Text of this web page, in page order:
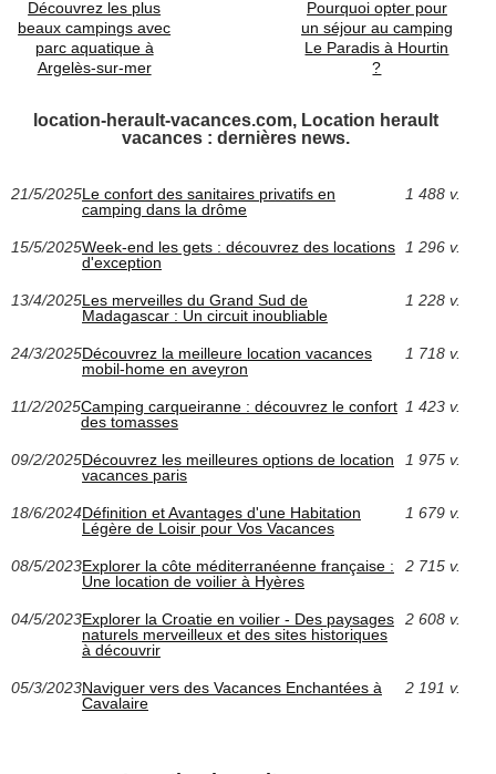
Découvrez les plus
beaux campings avec
parc aquatique à
Argelès-sur-mer
Pourquoi opter pour
un séjour au camping
Le Paradis à Hourtin
?
location-herault-vacances.com, Location herault
vacances : dernières news.
21/5/2025Le confort des sanitaires privatifs en
camping dans la drôme
1 488 v.
15/5/2025Week-end les gets : découvrez des locations
d'exception
1 296 v.
13/4/2025Les merveilles du Grand Sud de
Madagascar : Un circuit inoubliable
1 228 v.
24/3/2025Découvrez la meilleure location vacances
mobil-home en aveyron
1 718 v.
11/2/2025Camping carqueiranne : découvrez le confort
des tomasses
1 423 v.
09/2/2025Découvrez les meilleures options de location
vacances paris
1 975 v.
18/6/2024Définition et Avantages d'une Habitation
Légère de Loisir pour Vos Vacances
1 679 v.
08/5/2023Explorer la côte méditerranéenne française :
Une location de voilier à Hyères
2 715 v.
04/5/2023Explorer la Croatie en voilier - Des paysages
naturels merveilleux et des sites historiques
à découvrir
2 608 v.
05/3/2023Naviguer vers des Vacances Enchantées à
Cavalaire
2 191 v.